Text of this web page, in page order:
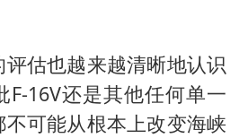
估也越来越清晰地认识
F-16V还是其他任何单一
可能从根本上改变海峡